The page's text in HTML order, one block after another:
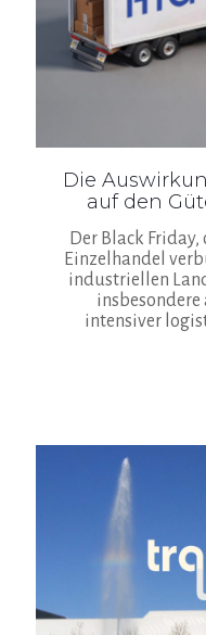
Die
auf den
Der Black
Einzelhandel
industriellen
insbesondere
intensiver